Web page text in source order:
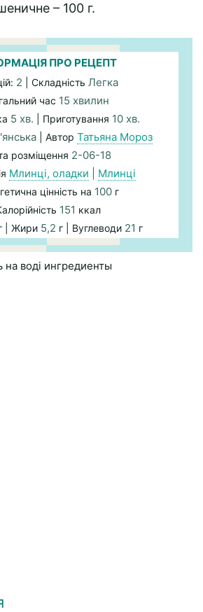
– 100 г.
ПРО РЕЦЕПТ
2 | Складність Легка
час 15 хвилин
5 хв. | Приготування 10 хв.
| Автор Татьяна Мороз
розміщення 2-06-18
Млинці, оладки Млинці
цінність на 100 г
151 ккал
| Жири 5,2 г | Вуглеводи 21 г